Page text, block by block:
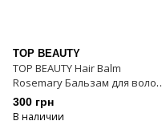
TOP BEAUTY
TOP BEAUTY Hair Balm
Rosemary Бальзам для волос
с розмарином
300 грн
В наличии